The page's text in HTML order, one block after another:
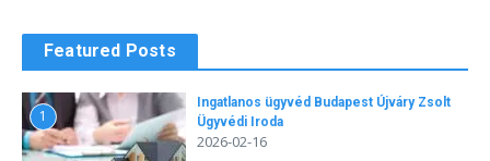
Featured Posts
1
Ingatlanos ügyvéd Budapest Újváry Zsolt
Ügyvédi Iroda
2026-02-16